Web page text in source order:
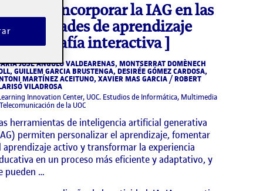
Cómo incorporar la IAG en las
actividades de aprendizaje
[infografía interactiva ]
JOSÉ ANGULO VALDEARENAS, MONTSERRAT DOMÈNECH
GUILLEM GARCIA BRUSTENGA, DESIRÉE GÓMEZ CARDOSA,
MARTÍNEZ ACEITUNO, XAVIER MAS GARCIA / ROBERT
VILADROSA
Innovation Center, UOC. Estudios de Informática, Multimedia
de la UOC
herramientas de inteligencia artificial generativa
permiten personalizar el aprendizaje, fomentar
aprendizaje activo y transformar la experiencia
en un proceso más eficiente y adaptativo, y
pueden …